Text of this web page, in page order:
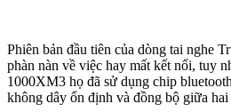
Phiên bản đầu tiên của dòng tai nghe
phàn nàn về việc hay mất kết nối, tuy
1000XM3 họ đã sử dụng chip
không dây ổn định và đồng bộ giữa